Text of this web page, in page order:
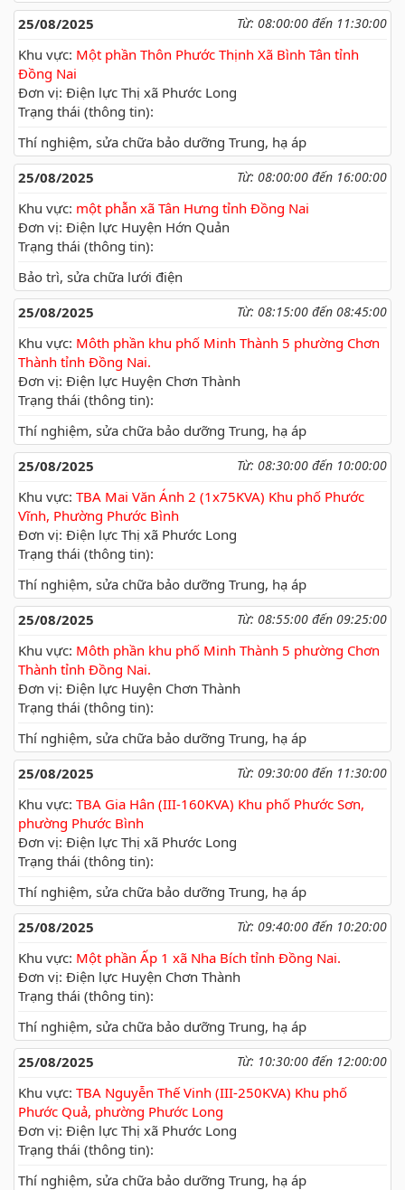
25/08/2025
Từ: 08:00:00 đến 11:30:00
Khu vực: Một phần Thôn Phước Thịnh Xã Bình Tân tỉnh
Đồng Nai
Đơn vị: Điện lực Thị xã Phước Long
Trạng thái (thông tin):
Thí nghiệm, sửa chữa bảo dưỡng Trung, hạ áp
25/08/2025
Từ: 08:00:00 đến 16:00:00
Khu vực: một phẫn xã Tân Hưng tỉnh Đồng Nai
Đơn vị: Điện lực Huyện Hớn Quản
Trạng thái (thông tin):
Bảo trì, sửa chữa lưới điện
25/08/2025
Từ: 08:15:00 đến 08:45:00
Khu vực: Môth phần khu phố Minh Thành 5 phường Chơn
Thành tỉnh Đồng Nai.
Đơn vị: Điện lực Huyện Chơn Thành
Trạng thái (thông tin):
Thí nghiệm, sửa chữa bảo dưỡng Trung, hạ áp
25/08/2025
Từ: 08:30:00 đến 10:00:00
Khu vực: TBA Mai Văn Ánh 2 (1x75KVA) Khu phố Phước
Vĩnh, Phường Phước Bình
Đơn vị: Điện lực Thị xã Phước Long
Trạng thái (thông tin):
Thí nghiệm, sửa chữa bảo dưỡng Trung, hạ áp
25/08/2025
Từ: 08:55:00 đến 09:25:00
Khu vực: Môth phần khu phố Minh Thành 5 phường Chơn
Thành tỉnh Đồng Nai.
Đơn vị: Điện lực Huyện Chơn Thành
Trạng thái (thông tin):
Thí nghiệm, sửa chữa bảo dưỡng Trung, hạ áp
25/08/2025
Từ: 09:30:00 đến 11:30:00
Khu vực: TBA Gia Hân (III-160KVA) Khu phố Phước Sơn,
phường Phước Bình
Đơn vị: Điện lực Thị xã Phước Long
Trạng thái (thông tin):
Thí nghiệm, sửa chữa bảo dưỡng Trung, hạ áp
25/08/2025
Từ: 09:40:00 đến 10:20:00
Khu vực: Một phần Ấp 1 xã Nha Bích tỉnh Đồng Nai.
Đơn vị: Điện lực Huyện Chơn Thành
Trạng thái (thông tin):
Thí nghiệm, sửa chữa bảo dưỡng Trung, hạ áp
25/08/2025
Từ: 10:30:00 đến 12:00:00
Khu vực: TBA Nguyễn Thế Vinh (III-250KVA) Khu phố
Phước Quả, phường Phước Long
Đơn vị: Điện lực Thị xã Phước Long
Trạng thái (thông tin):
Thí nghiệm, sửa chữa bảo dưỡng Trung, hạ áp